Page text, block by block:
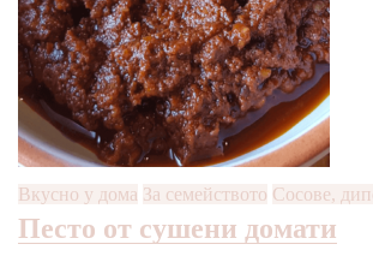
Вкусно у дома За семейството Сосове,
Песто от сушени домати